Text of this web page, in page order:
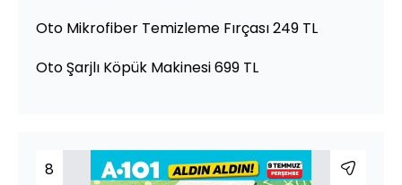
Oto Mikrofiber Temizleme Fırçası 249 TL
Oto Şarjlı Köpük Makinesi 699 TL
8